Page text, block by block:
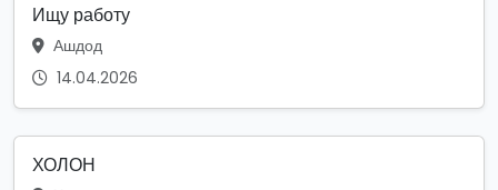
Ищу работу
Ашдод
14.04.2026
ХОЛОН